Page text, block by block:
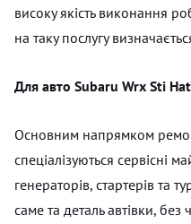
високу якість виконання
на таку послугу
Для авто Subaru Wrx Sti
Основним напрямком
спеціалізуються сервісні
генераторів, стартерів та
саме та деталь автівки,